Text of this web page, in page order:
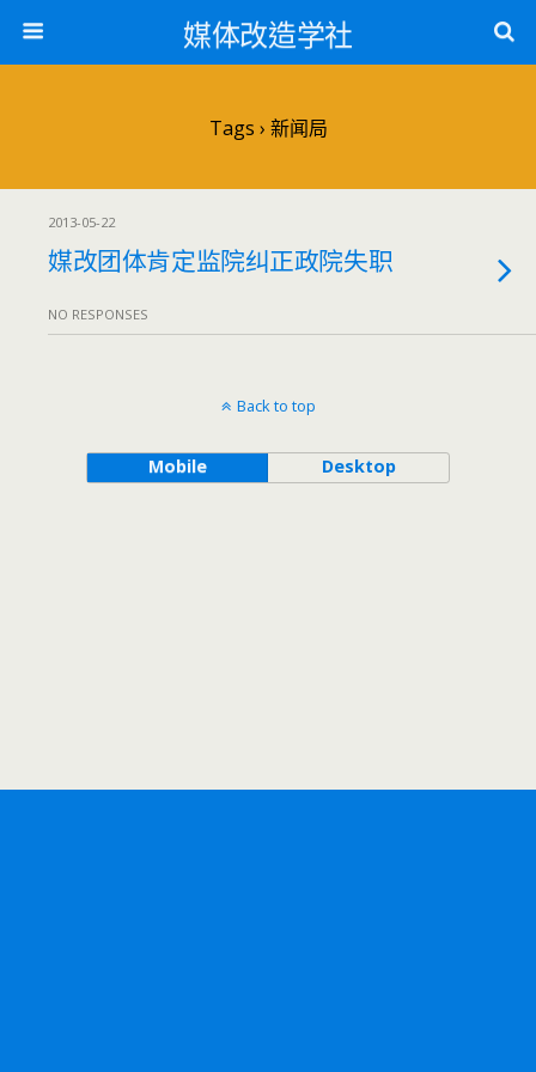
媒体改造学社
Tags › 新闻局
2013-05-22
媒改团体肯定监院纠正政院失职
NO RESPONSES
Back to top
Mobile Desktop